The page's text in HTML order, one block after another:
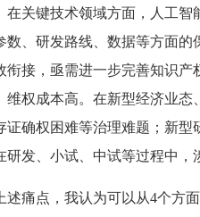
在关键技术领域方面，人工
数、研发路线、数据等方面
衔接，亟需进一步完善知识
维权成本高。在新型经济业
证确权困难等治理难题；新
研发、小试、中试等过程中，
述痛点，我认为可以从4个方